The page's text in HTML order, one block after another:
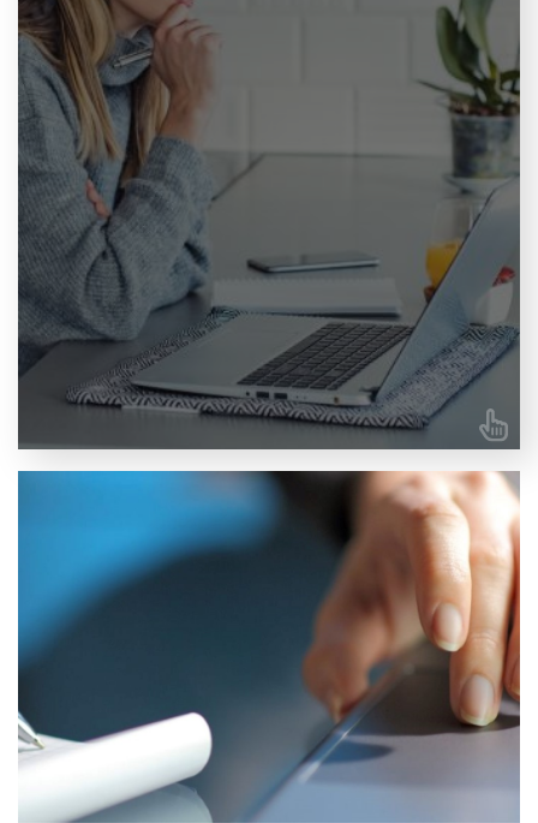
tipo de aprendizaje. Obtendrás una función de
complemento en tu programa de software para que
tengas el curso (y las herramientas de referencia) al
alcance de tu mano.
LEE SOBRE E-LEARNING AQUÍ